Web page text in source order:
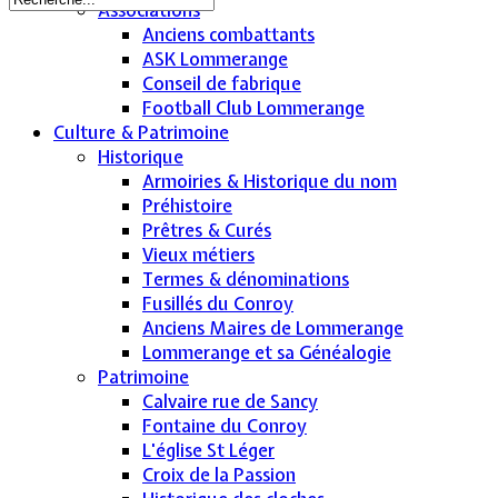
Associations
Anciens combattants
ASK Lommerange
Conseil de fabrique
Football Club Lommerange
Culture & Patrimoine
Historique
Armoiries & Historique du nom
Préhistoire
Prêtres & Curés
Vieux métiers
Termes & dénominations
Fusillés du Conroy
Anciens Maires de Lommerange
Lommerange et sa Généalogie
Patrimoine
Calvaire rue de Sancy
Fontaine du Conroy
L'église St Léger
Croix de la Passion